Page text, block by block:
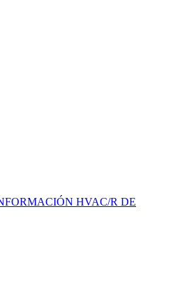
HVAC/R DE